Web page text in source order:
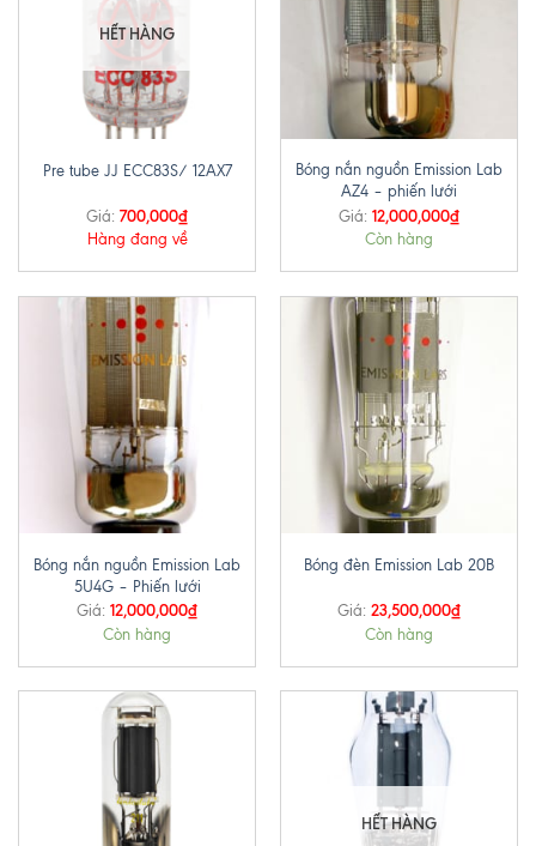
HẾT HÀNG
Pre tube JJ ECC83S/ 12AX7
Giá: 700,000₫
Hàng đang về
Bóng nắn nguồn Emission Lab
AZ4 – phiến lưới
Giá: 12,000,000₫
Còn hàng
Bóng nắn nguồn Emission Lab
5U4G – Phiến lưới
Giá: 12,000,000₫
Còn hàng
Bóng đèn Emission Lab 20B
Giá: 23,500,000₫
Còn hàng
HẾT HÀNG